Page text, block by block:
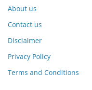
About us
Contact us
Disclaimer
Privacy Policy
Terms and Conditions